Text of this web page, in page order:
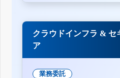
クラウドインフラ & セ
ア
業務委託